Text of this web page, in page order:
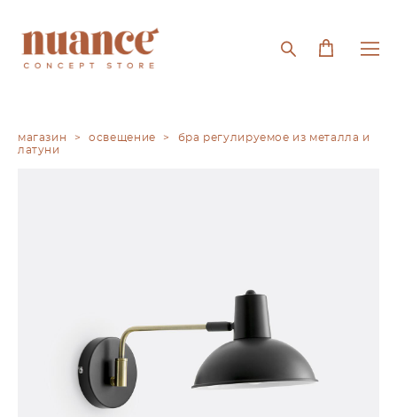
магазин > освещение >
бра регулируемое из металла и
латуни